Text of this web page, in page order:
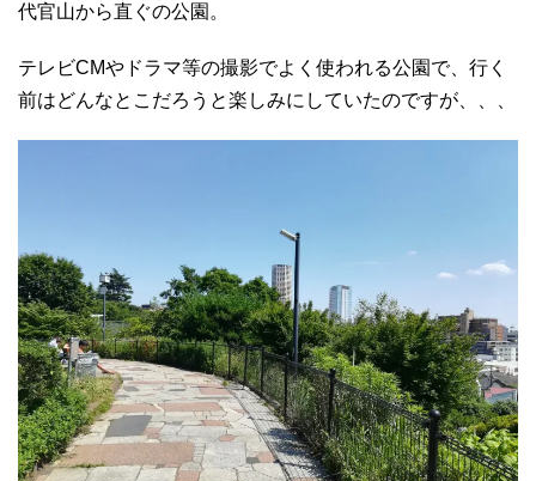
代官山から直ぐの公園。
テレビCMやドラマ等の撮影でよく使われる公園で、行く
前はどんなとこだろうと楽しみにしていたのですが、、、